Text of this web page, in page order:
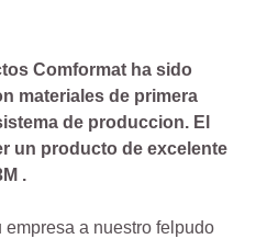
Comformat ha sido
materiales de primera
de produccion. El
un producto de excelente
.
a nuestro felpudo